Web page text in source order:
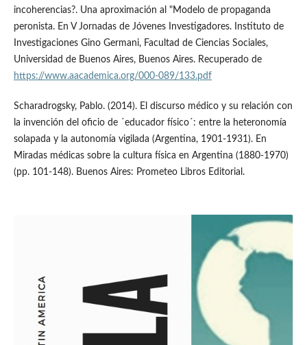
incoherencias?. Una aproximación al "Modelo de propaganda
peronista. En V Jornadas de Jóvenes Investigadores. Instituto de
Investigaciones Gino Germani, Facultad de Ciencias Sociales,
Universidad de Buenos Aires, Buenos Aires. Recuperado de
https://www.aacademica.org/000-089/133.pdf
Scharadrogsky, Pablo. (2014). El discurso médico y su relación con
la invención del oficio de ´educador físico´: entre la heteronomía
solapada y la autonomía vigilada (Argentina, 1901-1931). En
Miradas médicas sobre la cultura física en Argentina (1880-1970)
(pp. 101-148). Buenos Aires: Prometeo Libros Editorial.